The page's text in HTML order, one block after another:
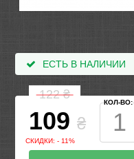
ЕСТЬ В НАЛИЧИИ
122₴
109 ₴
СКИДКИ: - 11%
КОЛ-ВО: